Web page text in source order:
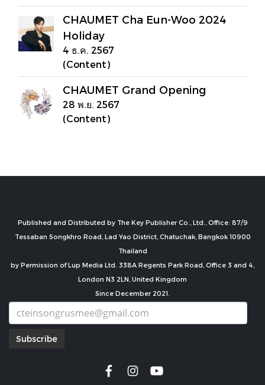
CHAUMET Cha Eun-Woo 2024
Holiday
4 ธ.ค. 2567
(Content)
CHAUMET Grand Opening
28 พ.ย. 2567
(Content)
Published and Distributed by The Key Publisher Co., Ltd., Office: 87/9
Tessaban Songkhro Road, Lad Yao District, Chatuchak, Bangkok 10900
Thailand
by Permission of Lup Media Ltd. 338A Regents Park Road, Office 3 and 4,
London N3 2LN, United Kingdom
Since December 2021.
Subscribe